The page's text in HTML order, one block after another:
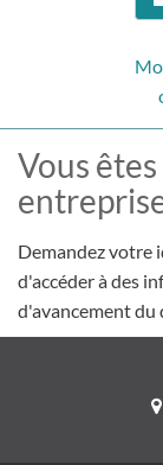
Vous
Demandez votre
d'accéder à des
d'avancement du